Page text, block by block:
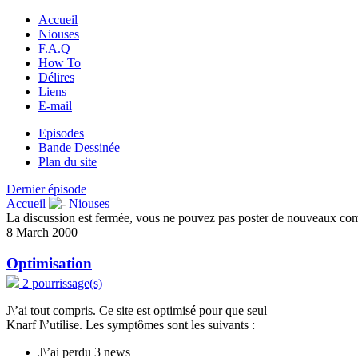
Accueil
Niouses
F.A.Q
How To
Délires
Liens
E-mail
Episodes
Bande Dessinée
Plan du site
Dernier épisode
Accueil
Niouses
La discussion est fermée, vous ne pouvez pas poster de nouveaux
8 March 2000
Optimisation
2 pourrissage(s)
J\’ai tout compris. Ce site est optimisé pour que seul
Knarf l\’utilise. Les symptômes sont les suivants :
J\’ai perdu 3 news